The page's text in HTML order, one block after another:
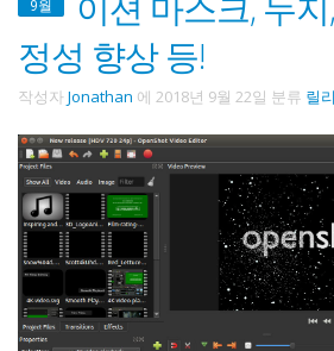
9월
정성 향상 등!
작성자Jonathan 에 2018년 9월 22일 분류 릴